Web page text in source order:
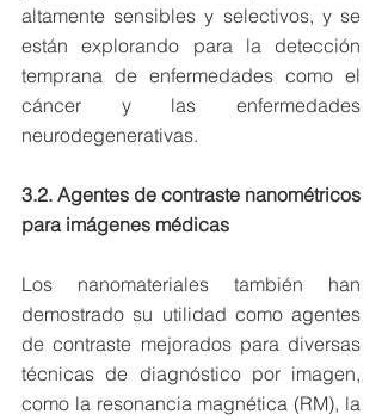
altamente sensibles y selectivos, y se
están explorando para la detección
temprana de enfermedades como el
cáncer y las enfermedades
neurodegenerativas.
3.2. Agentes de contraste nanométricos
para imágenes médicas
Los nanomateriales también han
demostrado su utilidad como agentes
de contraste mejorados para diversas
técnicas de diagnóstico por imagen,
como la resonancia magnética (RM), la